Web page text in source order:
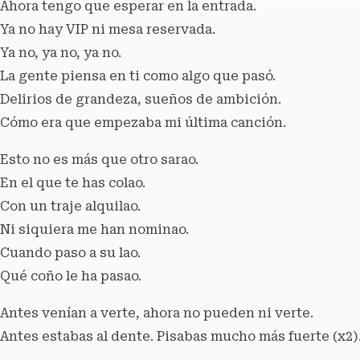
Ahora tengo que esperar en la entrada.
Ya no hay VIP ni mesa reservada.
Ya no, ya no, ya no.
La gente piensa en ti como algo que pasó.
Delirios de grandeza, sueños de ambición.
Cómo era que empezaba mi última canción.
Esto no es más que otro sarao.
En el que te has colao.
Con un traje alquilao.
Ni siquiera me han nominao.
Cuando paso a su lao.
Qué coño le ha pasao.
Antes venían a verte, ahora no pueden ni verte.
Antes estabas al dente. Pisabas mucho más fuerte